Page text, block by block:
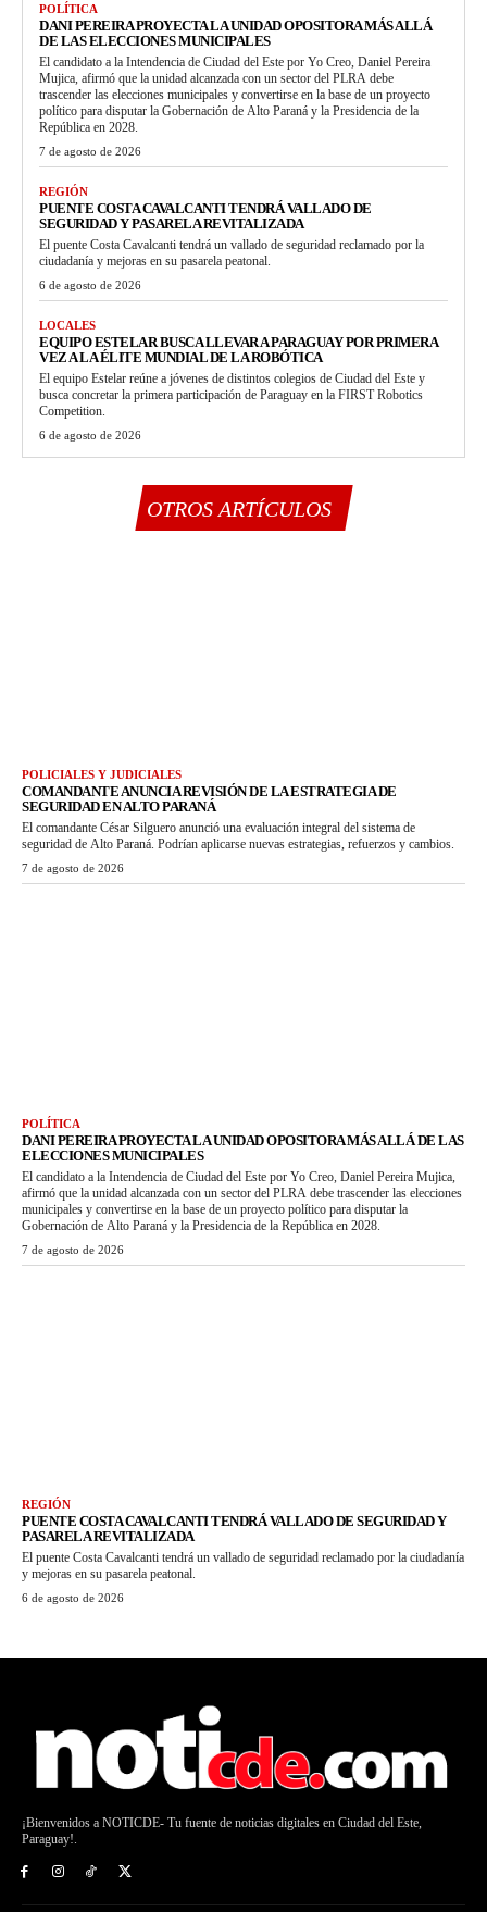
POLÍTICA
DANI PEREIRA PROYECTA LA UNIDAD OPOSITORA MÁS ALLÁ
DE LAS ELECCIONES MUNICIPALES
El candidato a la Intendencia de Ciudad del Este por Yo Creo, Daniel Pereira
Mujica, afirmó que la unidad alcanzada con un sector del PLRA debe
trascender las elecciones municipales y convertirse en la base de un proyecto
político para disputar la Gobernación de Alto Paraná y la Presidencia de la
República en 2028.
7 de agosto de 2026
REGIÓN
PUENTE COSTA CAVALCANTI TENDRÁ VALLADO DE
SEGURIDAD Y PASARELA REVITALIZADA
El puente Costa Cavalcanti tendrá un vallado de seguridad reclamado por la
ciudadanía y mejoras en su pasarela peatonal.
6 de agosto de 2026
LOCALES
EQUIPO ESTELAR BUSCA LLEVAR A PARAGUAY POR PRIMERA
VEZ A LA ÉLITE MUNDIAL DE LA ROBÓTICA
El equipo Estelar reúne a jóvenes de distintos colegios de Ciudad del Este y
busca concretar la primera participación de Paraguay en la FIRST Robotics
Competition.
6 de agosto de 2026
OTROS ARTÍCULOS
POLICIALES Y JUDICIALES
COMANDANTE ANUNCIA REVISIÓN DE LA ESTRATEGIA DE
SEGURIDAD EN ALTO PARANÁ
El comandante César Silguero anunció una evaluación integral del sistema de
seguridad de Alto Paraná. Podrían aplicarse nuevas estrategias, refuerzos y cambios.
7 de agosto de 2026
POLÍTICA
DANI PEREIRA PROYECTA LA UNIDAD OPOSITORA MÁS ALLÁ DE LAS
ELECCIONES MUNICIPALES
El candidato a la Intendencia de Ciudad del Este por Yo Creo, Daniel Pereira Mujica,
afirmó que la unidad alcanzada con un sector del PLRA debe trascender las elecciones
municipales y convertirse en la base de un proyecto político para disputar la
Gobernación de Alto Paraná y la Presidencia de la República en 2028.
7 de agosto de 2026
REGIÓN
PUENTE COSTA CAVALCANTI TENDRÁ VALLADO DE SEGURIDAD Y
PASARELA REVITALIZADA
El puente Costa Cavalcanti tendrá un vallado de seguridad reclamado por la ciudadanía
y mejoras en su pasarela peatonal.
6 de agosto de 2026
¡Bienvenidos a NOTICDE- Tu fuente de noticias digitales en Ciudad del Este,
Paraguay!.